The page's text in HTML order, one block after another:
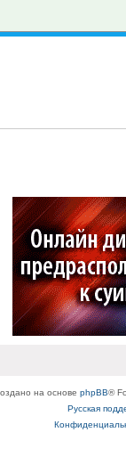
на основе phpBB®
Русская